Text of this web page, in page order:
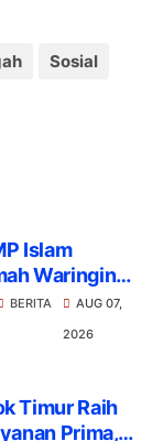
Sosial
Islam
Waringin
BERITA
AUG 07,
2026
Timur Raih
Prima,